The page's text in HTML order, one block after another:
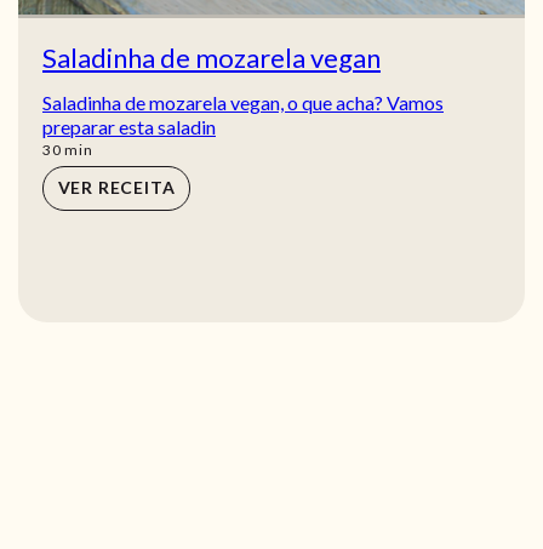
Saladinha de mozarela vegan
Saladinha de mozarela vegan, o que acha? Vamos
preparar esta saladin
30min
min
VER RECEITA